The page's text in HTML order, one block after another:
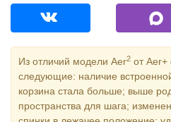
Из отличий модели Aer2 от Aer+
следующие: наличие
корзина стала больше; выше
пространства для шага;